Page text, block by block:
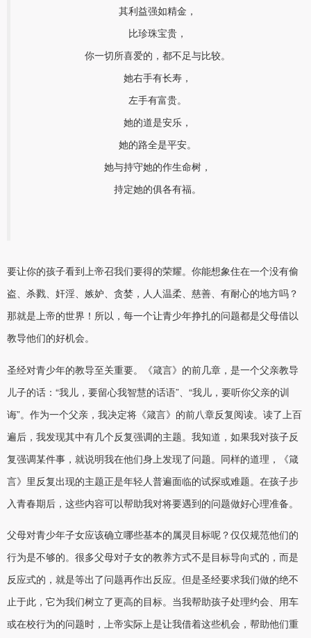
其利益强如精金，
比珍珠宝贵，
你一切所喜爱的，都不足与比较。
她右手有长寿，
左手有富贵。
她的道是安乐，
她的路全是平安。
她与持守她的作生命树，
持定她的俱各有福。
要让你的孩子看到上帝召我们要得的荣耀。你能想象住在一个没有偷
盗、杀戮、奸淫、嫉妒、贪婪，人人温柔、慈善、有耐心的地方吗？
那就是上帝的世界！所以，每一个让青少年挣扎的问题都是父母借以
教导他们的好机会。
圣经对青少年的教导至关重要。《箴言》的前几章，是一个父亲教导
儿子的话：“我儿，要留心我智慧的话语”、“我儿，要听你父亲的训
诲”。作为一个父亲，我决定将《箴言》的前八章反复阅读。读了上百
遍后，我发现其中有几个反复强调的主题。我知道，如果我对孩子反
复强调某件事，就说明我在他们身上发现了问题。同样的道理，《箴
言》里反复出现的主题正是年轻人普遍面临的试探或难题。在孩子步
入青春期后，这些内容可以帮助我对将要遇到的问题做好心理准备。
父母对青少年子女应该确立哪些基本的属灵目标呢？仅仅规范他们的
行为是不够的。很多父母对子女的教养方式不是目标导向式的，而是
反应式的，就是等出了问题再作出反应。但是圣经要求我们做的绝不
止于此，它为我们树立了更高的目标。当我帮助孩子处理约会、用车
或在校行为的问题时，上帝实际上是让我借着这些机会，帮助他们重